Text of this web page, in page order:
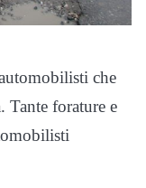
che
Tante forature e